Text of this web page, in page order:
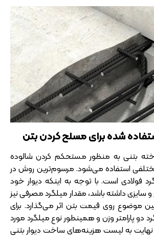
شده برای مسلح کردن بتن
بتنی به منظور مستحکم کردن شالوده
مختلفی استفاده می‌شود. مرسوم‌ترین روش در
فولادی است. با توجه به اینکه دیوار خود
داشته باشد، مقدار میلگرد مصرفی نیز
موضوع روی قیمت بتن اثر می‌گذارد. برای
پارامتر وزن و همینطور نوع میلگرد مورد
نهایت به لیست هزینه‌های ساخت دیوار بتنی